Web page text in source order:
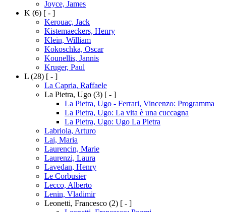
Joyce, James
K (6) [ - ]
Kerouac, Jack
Kistemaeckers, Henry
Klein, William
Kokoschka, Oscar
Kounellis, Jannis
Kruger, Paul
L (28) [ - ]
La Capria, Raffaele
La Pietra, Ugo (3) [ - ]
La Pietra, Ugo - Ferrari, Vincenzo: Programma
La Pietra, Ugo: La vita è una cuccagna
La Pietra, Ugo: Ugo La Pietra
Labriola, Arturo
Lai, Maria
Laurencin, Marie
Laurenzi, Laura
Lavedan, Henry
Le Corbusier
Lecco, Alberto
Lenin, Vladimir
Leonetti, Francesco (2) [ - ]